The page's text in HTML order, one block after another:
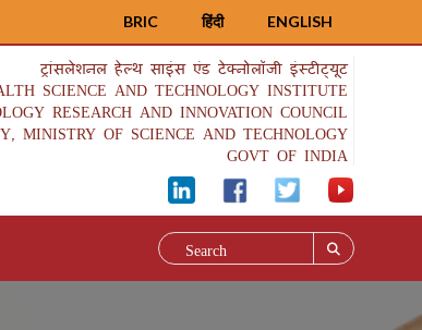
ENGLISH
हिंदी
BRIC
ट्रांसलेशनल हेल्थ साइंस एंड टेक्नोलॉजी इंस्टीट्यूट
SCIENCE AND TECHNOLOGY INSTITUTE
RESEARCH AND INNOVATION COUNCIL
MINISTRY OF SCIENCE AND TECHNOLOGY
GOVT OF INDIA